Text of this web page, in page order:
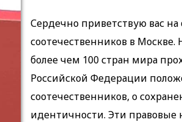
Сердечно приветствую вас
соотечественников в
более чем 100 стран мира
Российской Федерации
соотечественников, о
идентичности. Эти правовые